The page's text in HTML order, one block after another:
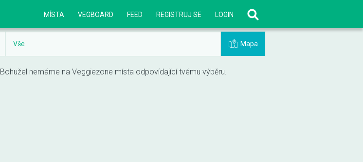
MÍSTA VEGBOARD FEED REGISTRUJ SE LOGIN
Vše Mapa
Bohužel nemáme na Veggiezone místa odpovídající tvému výběru.